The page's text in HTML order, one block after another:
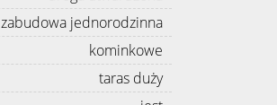
zabudowa jednorodzinna
kominkowe
taras duży